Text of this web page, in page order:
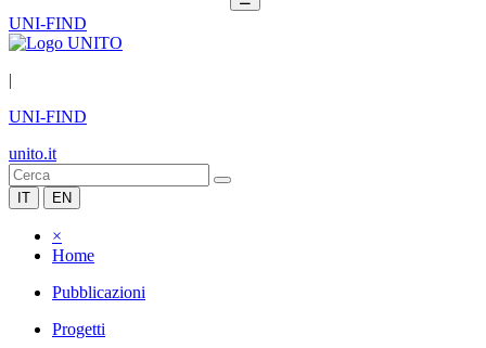
UNI-FIND
|
UNI-FIND
unito.it
IT EN
×
Home
Pubblicazioni
Progetti